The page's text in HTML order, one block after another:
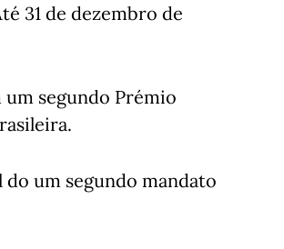
31 de dezembro de
um segundo Prémio
um segundo mandato